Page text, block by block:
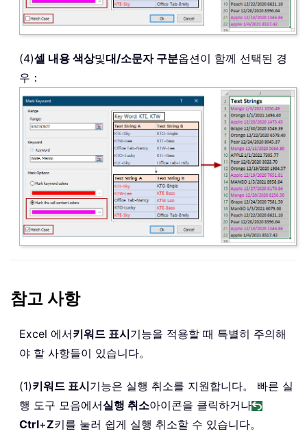
(4)셀 내용 색상및대/소문자 구분옵션이 함께 선택된 경
우：
참고 사항
Excel 에서키워드 표시기능을 적용할 때 특별히 주의해
야 할 사항들이 있습니다。
(1)키워드 표시기능은 실행 취소를 지원합니다。 빠른 실
행 도구 모음에서실행 취소아이콘을 클릭하거나
Ctrl+Z키를 눌러 쉽게 실행 취소할 수 있습니다。